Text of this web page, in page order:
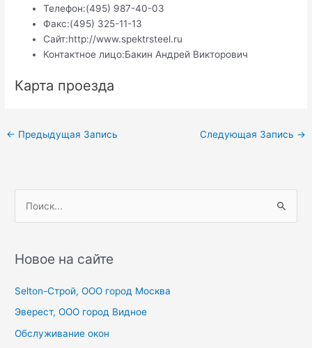
Телефон:(495) 987-40-03
Факс:(495) 325-11-13
Сайт:http://www.spektrsteel.ru
Контактное лицо:Бакин Андрей Викторович
Карта проезда
Навигация
← Предыдущая Запись Следующая Запись →
с
:
Новое на сайте
Selton-Строй, OOO город Москва
Эверест, ООО город Видное
Обслуживание окон